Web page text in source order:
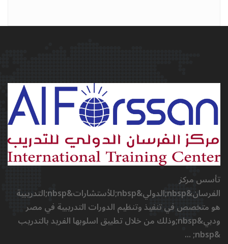
تأسس مركز
الفرسان&nbsp;الدولي&nbsp;للأستشارات&nbsp;التدريبية
هو متخصص في تنفيذ وتنظيم الدورات التدريبية في مصر
ودبي&nbsp;وذلك من خلال تطبيق اسلوبها الفريد بالتدريب
&nbsp; ...